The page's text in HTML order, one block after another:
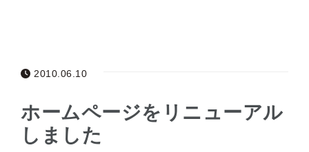
2010.06.10
ホームページをリニューアル
しました